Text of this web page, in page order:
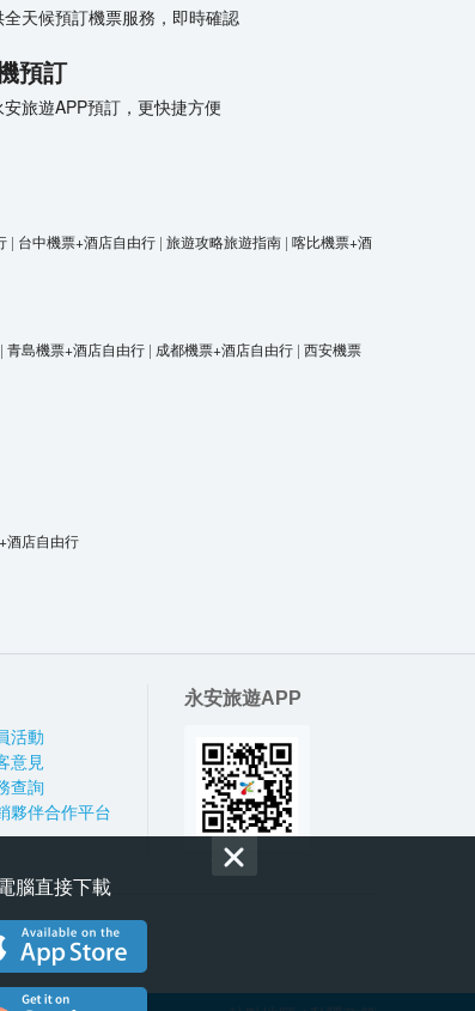
全天候預訂機票服務，即時確認
預訂
安旅遊APP預訂，更快捷方便
| 台中機票+酒店自由行 | 旅遊攻略旅遊指南 | 喀比機票+酒
| 青島機票+酒店自由行 | 成都機票+酒店自由行 | 西安機票
酒店自由行
活動
意見
查詢
夥伴合作平台
永安旅遊APP
腦直接下載